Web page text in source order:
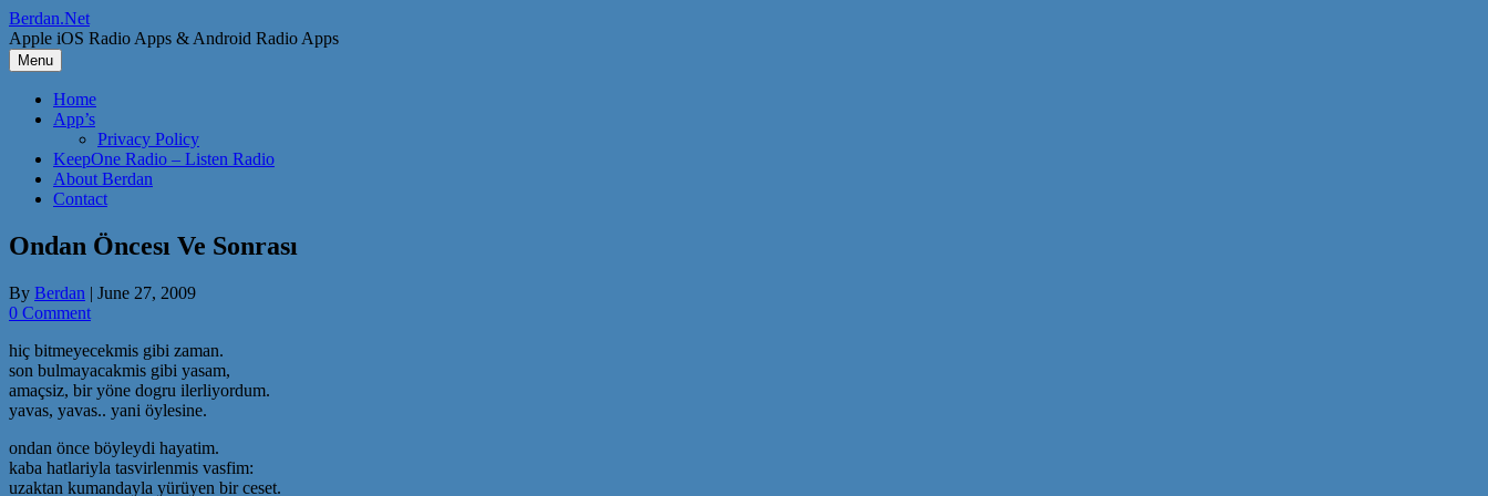
Skip
to
content
Berdan.Net
Apple iOS Radio Apps & Android Radio Apps
Menu
Home
App’s
Privacy Policy
KeepOne Radio – Listen Radio
About Berdan
Contact
Ondan Öncesı Ve Sonrası
By Berdan | June 27, 2009
0 Comment
hiç bitmeyecekmis gibi zaman.
son bulmayacakmis gibi yasam,
amaçsiz, bir yöne dogru ilerliyordum.
yavas, yavas.. yani öylesine.
ondan önce böyleydi hayatim.
kaba hatlariyla tasvirlenmis vasfim:
uzaktan kumandayla yürüyen bir ceset.